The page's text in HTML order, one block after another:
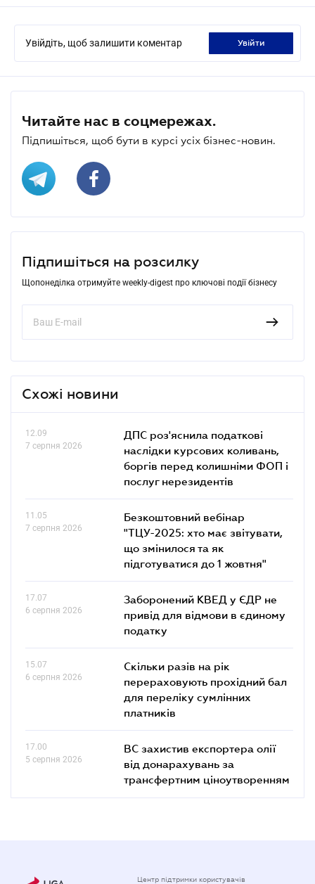
Увійдіть, щоб залишити коментар увійти
Читайте нас в соцмережах.
Підпишіться, щоб бути в курсі усіх бізнес-новин.
Підпишіться на розсилку
Щопонеділка отримуйте weekly-digest про ключові події бізнесу
Схожі новини
12.09
7 серпня 2026
ДПС роз'яснила податкові
наслідки курсових коливань,
боргів перед колишніми ФОП і
послуг нерезидентів
11.05
7 серпня 2026
Безкоштовний вебінар
"ТЦУ-2025: хто має звітувати,
що змінилося та як
підготуватися до 1 жовтня"
17.07
6 серпня 2026
Заборонений КВЕД у ЄДР не
привід для відмови в єдиному
податку
15.07
6 серпня 2026
Скільки разів на рік
перераховують прохідний бал
для переліку сумлінних
платників
17.00
5 серпня 2026
ВС захистив експортера олії
від донарахувань за
трансфертним ціноутворенням
Центр підтримки користувачів